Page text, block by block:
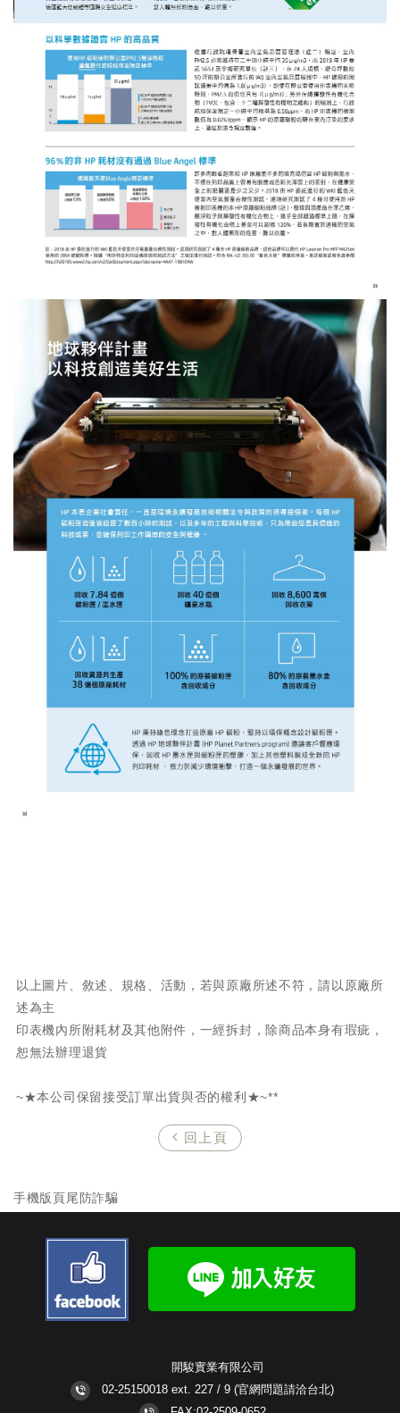
以上圖片、敘述、規格、活動，若與原廠所述不符，請以原廠所
述為主
印表機內所附耗材及其他附件，一經拆封，除商品本身有瑕疵，
恕無法辦理退貨
~★本公司保留接受訂單出貨與否的權利★~**
回上頁
手機版頁尾防詐騙
開駿實業有限公司
02-25150018 ext. 227 / 9 (官網問題請洽台北)